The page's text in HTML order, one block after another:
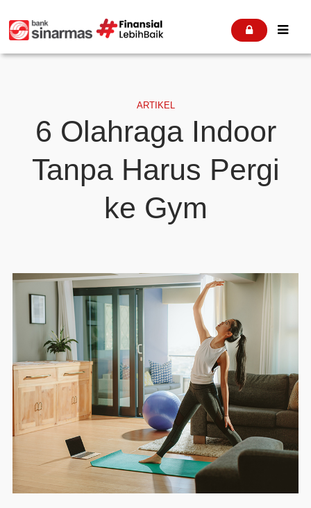
 
ARTIKEL
6 Olahraga Indoor
Tanpa Harus Pergi
ke Gym